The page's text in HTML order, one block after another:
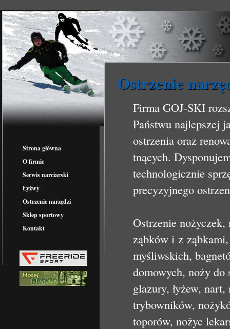
Strona główna
O firmie
Serwis narciarski
Łyżwy
Ostrzenie narzędzi
Sklep sportowy
Kontakt
Ostrzenie
Firma GOJ-SKI
Państwu najlepszej
ostrzenia oraz
tnących.
technologicznie
precyzyjnego
Ostrzenie
ząbków i z
myśliwskich,
domowych, noży
glazury, łyżew,
trybowników,
toporów, nożyc